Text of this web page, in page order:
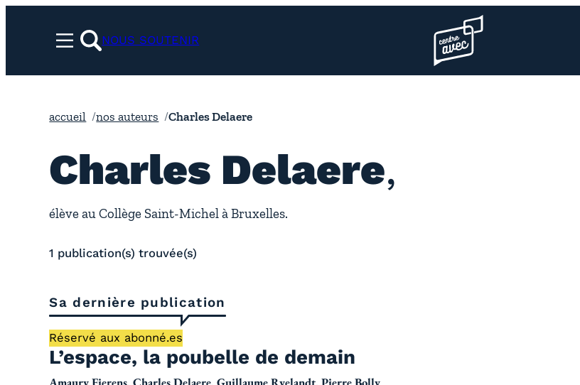
Menurechercher
NOUS SOUTENIR
Page d’accueil l’association
accueil nos auteurs Charles Delaere
Charles Delaere
élève au Collège Saint-Michel à Bruxelles.
1 publication(s) trouvée(s)
Sa dernière publication
L’espace, la poubelle de demain
Réservé aux abonné.es